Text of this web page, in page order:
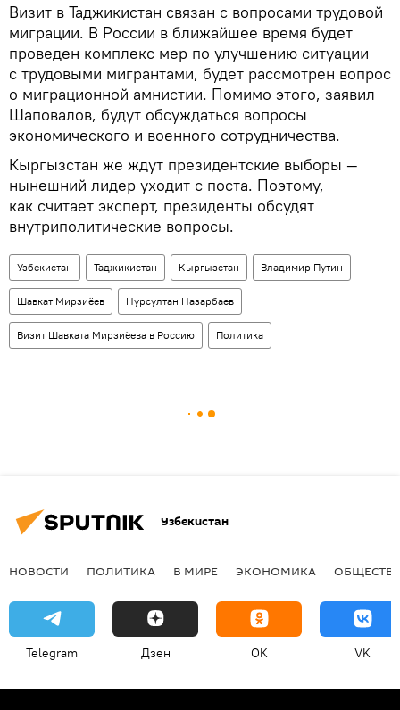
Визит в Таджикистан связан с вопросами трудовой
миграции. В России в ближайшее время будет
проведен комплекс мер по улучшению ситуации
с трудовыми мигрантами, будет рассмотрен вопрос
о миграционной амнистии. Помимо этого, заявил
Шаповалов, будут обсуждаться вопросы
экономического и военного сотрудничества.
Кыргызстан же ждут президентские выборы —
нынешний лидер уходит с поста. Поэтому,
как считает эксперт, президенты обсудят
внутриполитические вопросы.
Узбекистан Таджикистан Кыргызстан Владимир Путин
Шавкат Мирзиёев Нурсултан Назарбаев
Визит Шавката Мирзиёева в Россию Политика
Узбекистан
НОВОСТИ ПОЛИТИКА В МИРЕ ЭКОНОМИКА
Telegram Дзен OK VK